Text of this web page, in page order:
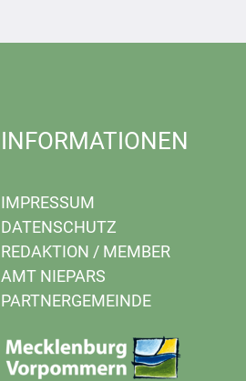
INFORMATIONEN
IMPRESSUM
DATENSCHUTZ
REDAKTION / MEMBER
AMT NIEPARS
PARTNERGEMEINDE